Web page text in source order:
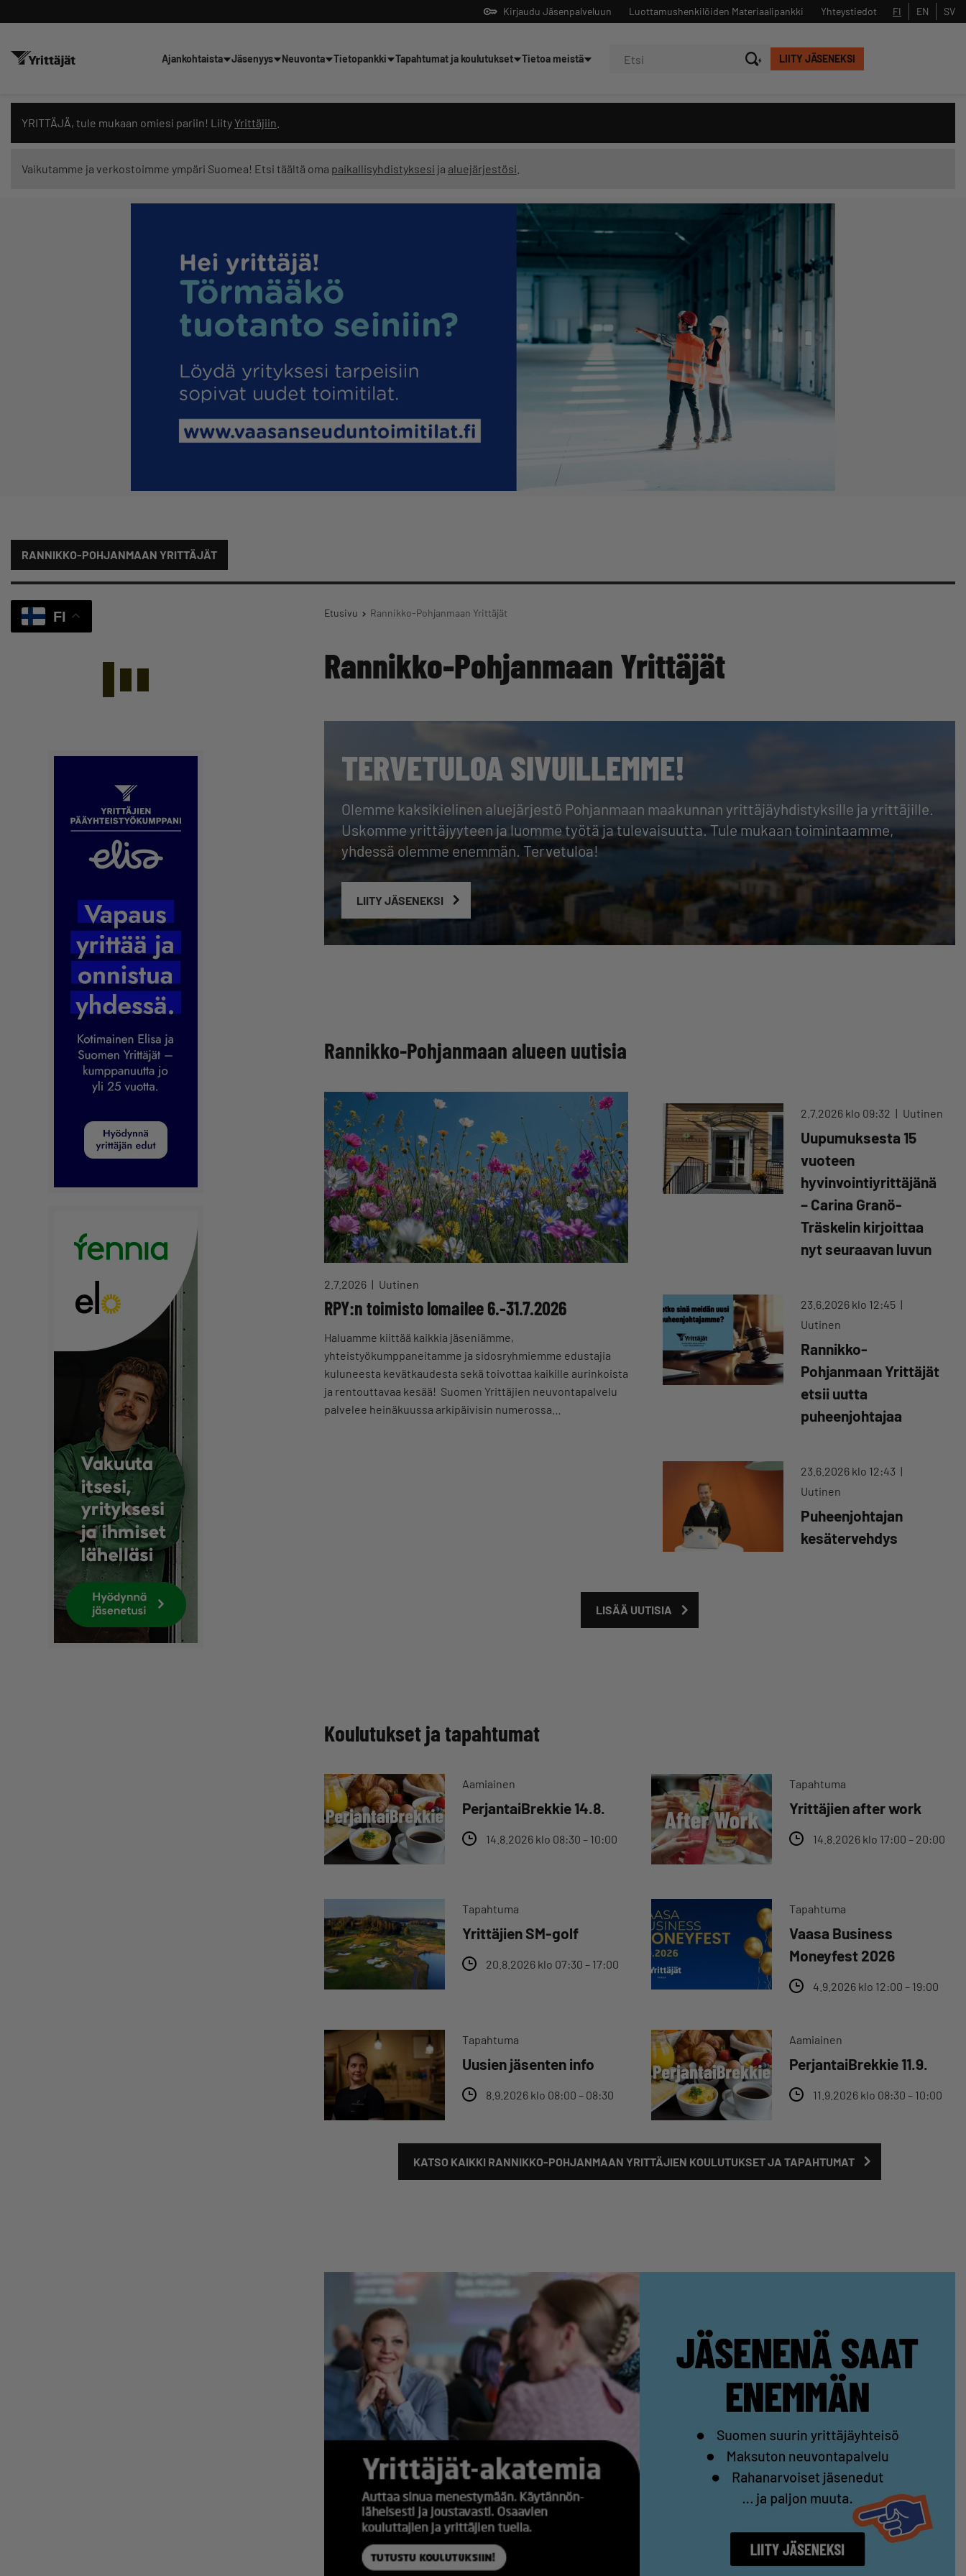
Kirjaudu Jäsenpalveluun Yhteystiedot
Luottamushenkilöiden Materiaalipankki FI EN SV
LIITY JÄSENEKSI
Ajankohtaista Jäsenyys Neuvonta Tietopankki Tapahtumat ja koulutukset Tietoa meistä
YRITTÄJÄ, tule mukaan omiesi pariin! Liity Yrittäjiin
Vaikutamme ja verkostoimme ympäri Suomea! Etsi täältä oma paikallisyhdistyksesi ja aluejärjestösi
RANNIKKO-POHJANMAAN YRITTÄJÄT
FI Etusivu Rannikko-Pohjanmaan Yrittäjät
Rannikko-Pohjanmaan Yrittäjät
TERVETULOA SIVUILLEMME!
Olemme kaksikielinen aluejärjestö Pohjanmaan maakunnan yrittäjäyhdistyksille ja yrittäjille.
Uskomme yrittäjyyteen ja luomme työtä ja tulevaisuutta. Tule mukaan toimintaamme,
yhdessä olemme enemmän. Tervetuloa!
LIITY JÄSENEKSI
Rannikko-Pohjanmaan alueen uutisia
2.7.2026 Uutinen
RPY:n toimisto lomailee 6.-31.7.2026
Haluamme kiittää kaikkia jäseniämme,
yhteistyökumppaneitamme ja sidosryhmiemme edustajia
kuluneesta kevätkaudesta sekä toivottaa kaikille aurinkoista
ja rentouttavaa kesää! Suomen Yrittäjien neuvontapalvelu
palvelee heinäkuussa arkipäivisin numerossa…
2.7.2026 klo 09:32 Uutinen
Uupumuksesta 15
vuoteen
hyvinvointiyrittäjänä
– Carina Granö-
Träskelin kirjoittaa
nyt seuraavan luvun
23.6.2026 klo 12:45
Uutinen
Rannikko-
Pohjanmaan Yrittäjät
etsii uutta
puheenjohtajaa
23.6.2026 klo 12:43
Uutinen
Puheenjohtajan
kesätervehdys
LISÄÄ UUTISIA
Koulutukset ja tapahtumat
Aamiainen
PerjantaiBrekkie 14.8.
14.8.2026 klo 08:30 – 10:00
Tapahtuma
Yrittäjien after work
14.8.2026 klo 17:00 – 20:00
Tapahtuma
Yrittäjien SM-golf
20.8.2026 klo 07:30 – 17:00
Tapahtuma
Vaasa Business
Moneyfest 2026
4.9.2026 klo 12:00 – 19:00
Tapahtuma
Uusien jäsenten info
8.9.2026 klo 08:00 – 08:30
Aamiainen
PerjantaiBrekkie 11.9.
11.9.2026 klo 08:30 – 10:00
KATSO KAIKKI RANNIKKO-POHJANMAAN YRITTÄJIEN KOULUTUKSET JA TAPAHTUMAT
Sulje
Hae sivustolta tai kysy suoraan Yrittäjien tekoälyltä